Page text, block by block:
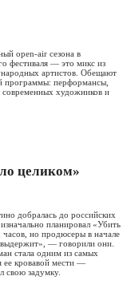
open-air сезона в
фестиваля — это микс из
артистов. Обещают
программы: перформансы,
художников и
целиком»
добралась до российских
планировал «Убить
но продюсеры в начале
— говорили они.
стала одним из самых
ее кровавой мести —
свою задумку.